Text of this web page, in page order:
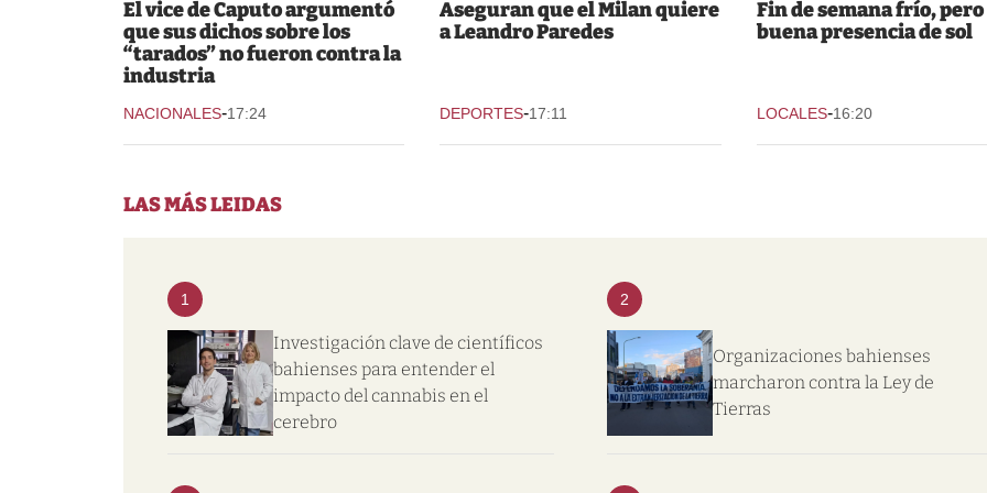
El vice de Caputo argumentó
que sus dichos sobre los
“tarados” no fueron contra la
industria
NACIONALES-17:24
Aseguran que el Milan quiere
a Leandro Paredes
DEPORTES-17:11
Fin de semana frío, pero
buena presencia de sol
LOCALES-16:20
LAS MÁS LEIDAS
1
Investigación clave de científicos
bahienses para entender el
impacto del cannabis en el
cerebro
2
Organizaciones bahienses
marcharon contra la Ley de
Tierras